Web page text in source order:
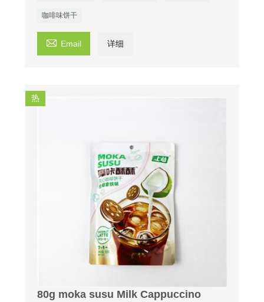
咖啡味饼干
 Email 详细
热
80g moka susu Milk Cappuccino